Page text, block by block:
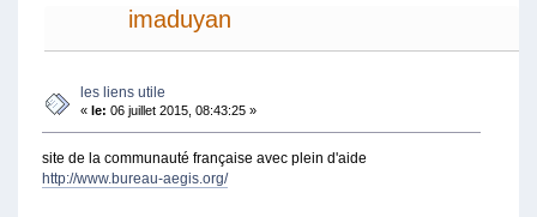
(LU 27606 FOIS)
imaduyan
les liens utile
«le: 06 juillet 2015, 08:43:25 »
site de la communauté française avec plein d'aide
http://www.bureau-aegis.org/